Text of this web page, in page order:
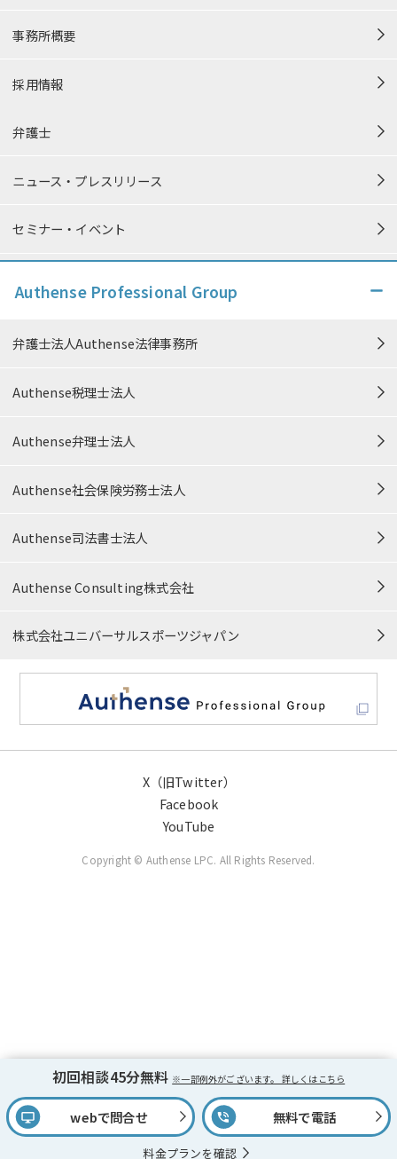
初回相談45分無料 ※一部例外がございます。 詳しくはこちら
webで問合せ 無料で電話
料金プランを確認
事務所概要
採用情報
弁護士
ニュース・プレスリリース
セミナー・イベント
Authense Professional Group
弁護士法人Authense法律事務所
Authense税理士法人
Authense弁理士法人
Authense社会保険労務士法人
Authense司法書士法人
Authense Consulting株式会社
株式会社ユニバーサルスポーツジャパン
X（旧Twitter）
Facebook
YouTube
Copyright © Authense LPC. All Rights Reserved.